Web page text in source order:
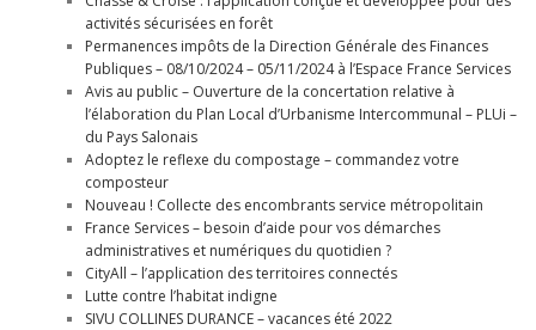
activités sécurisées en forêt
Permanences impôts de la Direction Générale des Finances
Publiques – 08/10/2024 – 05/11/2024 à l’Espace France Services
Avis au public – Ouverture de la concertation relative à
l’élaboration du Plan Local d’Urbanisme Intercommunal – PLUi –
du Pays Salonais
Adoptez le reflexe du compostage – commandez votre
composteur
Nouveau ! Collecte des encombrants service métropolitain
France Services – besoin d’aide pour vos démarches
administratives et numériques du quotidien ?
CityAll – l’application des territoires connectés
Lutte contre l’habitat indigne
SIVU COLLINES DURANCE – vacances été 2022